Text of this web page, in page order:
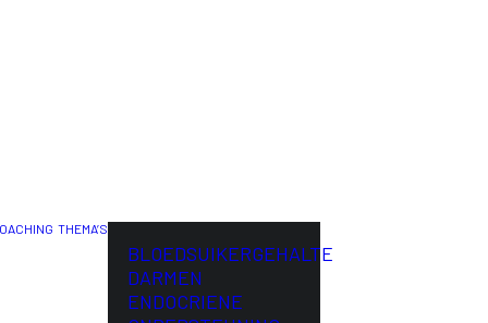
THEMA’S
BLOEDSUIKERGEHALTE
DARMEN
ENDOCRIENE